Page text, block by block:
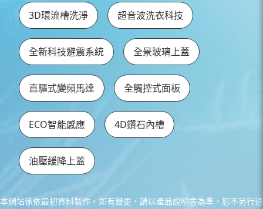
3D環流槽洗淨 超音波洗衣科技
全新科技避震系統 全景玻璃上蓋
直驅式變頻馬達 全觸控式面板
ECO智能感應 4D鑽石內槽
油壓緩降上蓋
本網站係依最初資料製作，如有變更，請以產品說明書為準，恕不另行通